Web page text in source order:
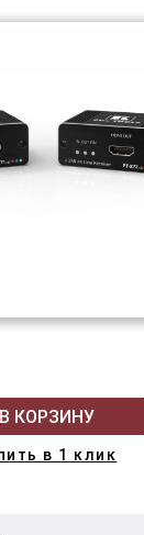
В КОРЗИНУ
в 1 клик